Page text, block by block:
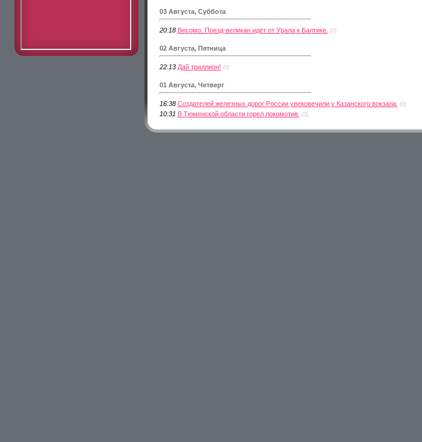
03 Августа, Суббота
20:18 Весомо. Поезд-великан идёт от Урала к Балтике. (0)
02 Августа, Пятница
22:13 Дай триллион! (0)
01 Августа, Четверг
16:38 Создателей железных дорог России увековечили у Казанского вокзала. (0)
10:31 В Тюменской области горел локомотив. (0)